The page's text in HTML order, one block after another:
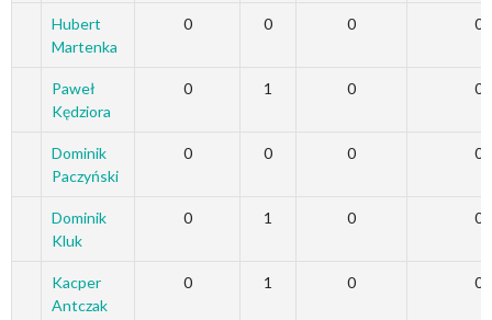
Hubert
Martenka
0 0 0 0
Paweł
Kędziora
0 1 0 0
Dominik
Paczyński
0 0 0 0
Dominik
Kluk
0 1 0 0
Kacper
Antczak
0 1 0 0